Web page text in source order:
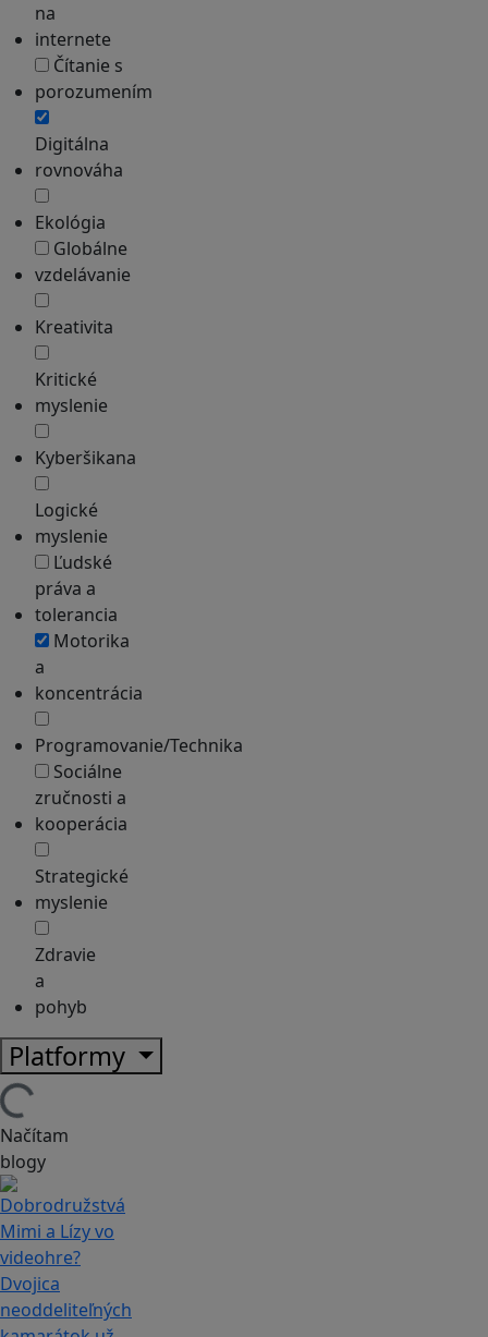
na
internete
Čítanie s
porozumením
Digitálna
rovnováha
Ekológia
Globálne
vzdelávanie
Kreativita
Kritické
myslenie
Kyberšikana
Logické
myslenie
Ľudské
práva a
tolerancia
Motorika
a
koncentrácia
Programovanie/Technika
Sociálne
zručnosti a
kooperácia
Strategické
myslenie
Zdravie
a
pohyb
Platformy
Načítam
blogy